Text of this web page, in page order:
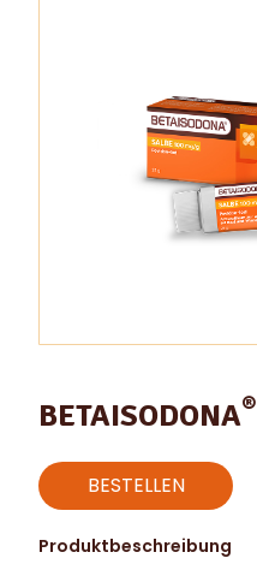
BETAISODONA®
BESTELLEN
Produktbeschreibung